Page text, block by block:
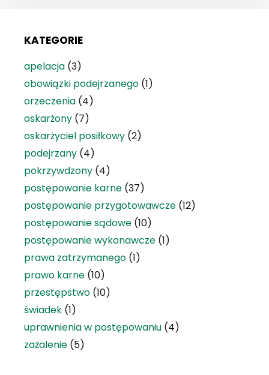
KATEGORIE
apelacja (3)
obowiązki podejrzanego (1)
orzeczenia (4)
oskarżony (7)
oskarżyciel posiłkowy (2)
podejrzany (4)
pokrzywdzony (4)
postępowanie karne (37)
postępowanie przygotowawcze (12)
postępowanie sądowe (10)
postępowanie wykonawcze (1)
prawa zatrzymanego (1)
prawo karne (10)
przestępstwo (10)
świadek (1)
uprawnienia w postępowaniu (4)
zażalenie (5)